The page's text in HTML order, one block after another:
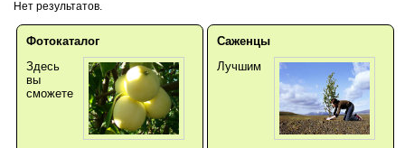
Нет результатов.
Фотокаталог
Здесь
вы
сможете
Саженцы
Лучшим